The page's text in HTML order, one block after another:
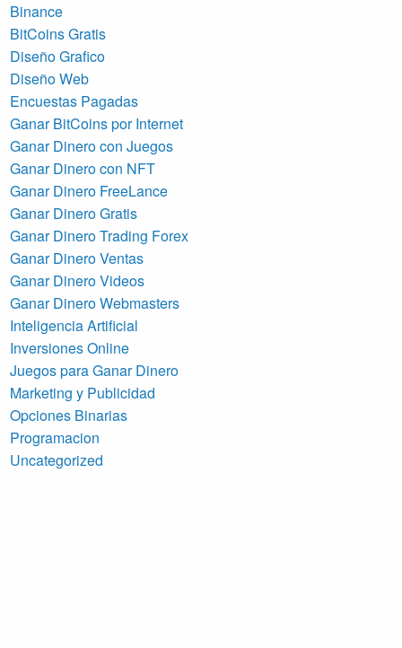
Binance
BitCoins Gratis
Diseño Grafico
Diseño Web
Encuestas Pagadas
Ganar BitCoins por Internet
Ganar Dinero con Juegos
Ganar Dinero con NFT
Ganar Dinero FreeLance
Ganar Dinero Gratis
Ganar Dinero Trading Forex
Ganar Dinero Ventas
Ganar Dinero Videos
Ganar Dinero Webmasters
Inteligencia Artificial
Inversiones Online
Juegos para Ganar Dinero
Marketing y Publicidad
Opciones Binarias
Programacion
Uncategorized